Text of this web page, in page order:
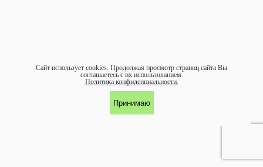
Сайт использует cookies. Продолжая просмотр страниц сайта Вы
соглашаетесь с их использованием.
Политика конфиденциальности.
Принимаю